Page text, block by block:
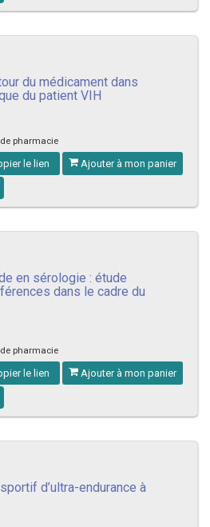
du médicament dans
du patient VIH
pharmacie
le lien Ajouter à mon panier
en sérologie : étude
dans le cadre du
pharmacie
le lien Ajouter à mon panier
d’ultra-endurance à